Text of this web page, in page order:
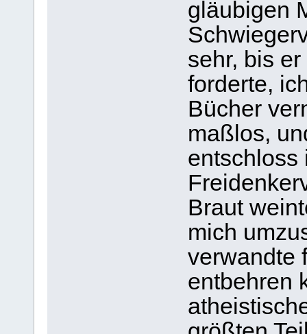
gläubigen
sehr, bis
forderte,
Bücher
maßlos,
entschloss
Braut
mich
verwandte
entbehren